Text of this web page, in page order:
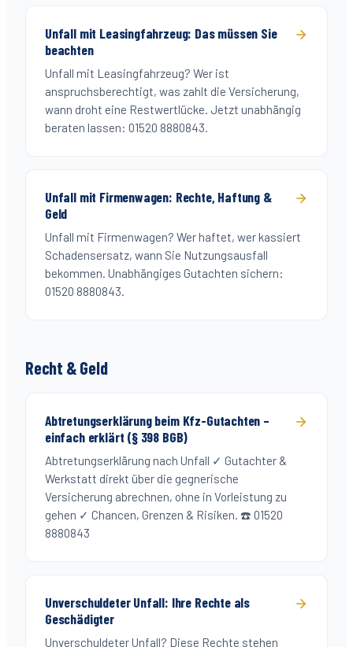
Unfall mit Leasingfahrzeug: Das müssen Sie
beachten
Unfall mit Leasingfahrzeug? Wer ist
anspruchsberechtigt, was zahlt die Versicherung,
wann droht eine Restwertlücke. Jetzt unabhängig
beraten lassen: 01520 8880843.
Unfall mit Firmenwagen: Rechte, Haftung &
Geld
Unfall mit Firmenwagen? Wer haftet, wer kassiert
Schadensersatz, wann Sie Nutzungsausfall
bekommen. Unabhängiges Gutachten sichern:
01520 8880843.
Recht & Geld
Abtretungserklärung beim Kfz-Gutachten –
einfach erklärt (§ 398 BGB)
Abtretungserklärung nach Unfall ✓ Gutachter &
Werkstatt direkt über die gegnerische
Versicherung abrechnen, ohne in Vorleistung zu
gehen ✓ Chancen, Grenzen & Risiken. ☎️ 01520
8880843
Unverschuldeter Unfall: Ihre Rechte als
Geschädigter
Unverschuldeter Unfall? Diese Rechte stehen